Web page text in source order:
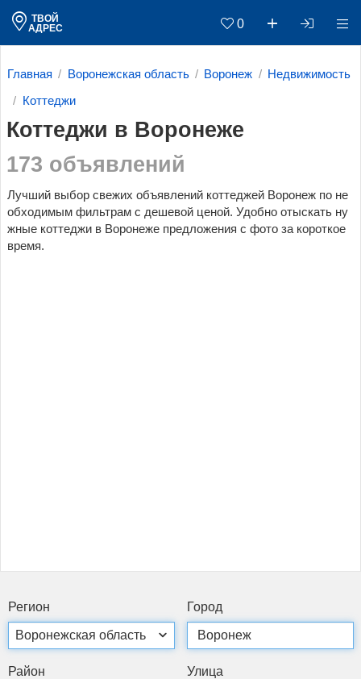
ТВОЙ
АДРЕС
0
Главная Воронежская область Воронеж Недвижимость
Коттеджи
Коттеджи в Воронеже
173 объявлений
Лучший выбор свежих объявлений коттеджей Воронеж по не
обходимым фильтрам c дешевой ценой. Удобно отыскать ну
жные коттеджи в Воронеже предложения с фото за короткое
время.
Ре­ги­он Го­род
Рай­он
Ули­ца